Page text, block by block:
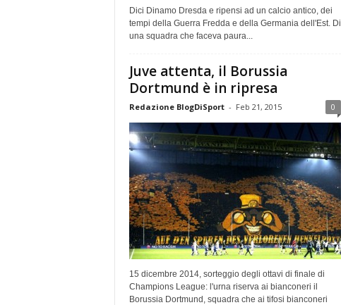
Dici Dinamo Dresda e ripensi ad un calcio antico, dei
tempi della Guerra Fredda e della Germania dell'Est. Di
una squadra che faceva paura...
Juve attenta, il Borussia
Dortmund è in ripresa
Redazione BlogDiSport - Feb 21, 2015 0
15 dicembre 2014, sorteggio degli ottavi di finale di
Champions League: l'urna riserva ai bianconeri il
Borussia Dortmund, squadra che ai tifosi bianconeri